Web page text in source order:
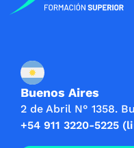
Buenos Aires
2 de Abril N° 1358.
+54 911 3220-5225